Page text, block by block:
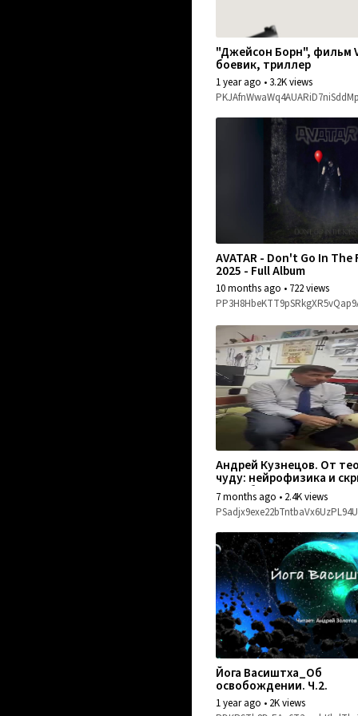
"Джейсон Борн", фильм
боевик, триллер
1 year ago • 3.2K views
AVATAR - Don't Go In The
2025 - Full Album
10 months ago • 722 views
Андрей Кузнецов. От
чуду: нейрофизика и
способности человека. Интервью
с учёным
7 months ago • 2.4K views
Йога Васиштха_Об
освобождении. Ч.2.
1 year ago • 2K views